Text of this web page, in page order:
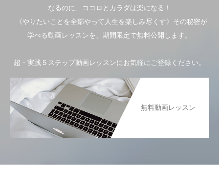
なるのに、ココロとカラダは楽になる！
《やりたいことを全部やって人生を楽しみ尽くす》その秘密が
学べる動画レッスンを、期間限定で無料公開します。
超・実践５ステップ動画レッスンにお気軽にご登録ください。
無料動画レッスン